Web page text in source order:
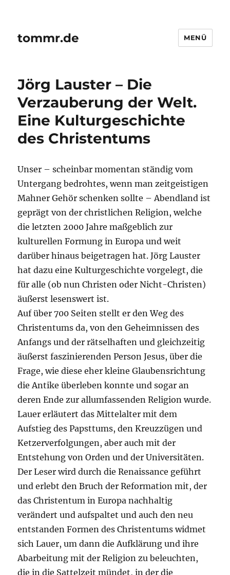
tommr.de MENÜ
Jörg Lauster – Die
Verzauberung der Welt.
Eine Kulturgeschichte
des Christentums
Unser – scheinbar momentan ständig vom
Untergang bedrohtes, wenn man zeitgeistigen
Mahner Gehör schenken sollte – Abendland ist
geprägt von der christlichen Religion, welche
die letzten 2000 Jahre maßgeblich zur
kulturellen Formung in Europa und weit
darüber hinaus beigetragen hat. Jörg Lauster
hat dazu eine Kulturgeschichte vorgelegt, die
für alle (ob nun Christen oder Nicht-Christen)
äußerst lesenswert ist.
Auf über 700 Seiten stellt er den Weg des
Christentums da, von den Geheimnissen des
Anfangs und der rätselhaften und gleichzeitig
äußerst faszinierenden Person Jesus, über die
Frage, wie diese eher kleine Glaubensrichtung
die Antike überleben konnte und sogar an
deren Ende zur allumfassenden Religion wurde.
Lauer erläutert das Mittelalter mit dem
Aufstieg des Papsttums, den Kreuzzügen und
Ketzerverfolgungen, aber auch mit der
Entstehung von Orden und der Universitäten.
Der Leser wird durch die Renaissance geführt
und erlebt den Bruch der Reformation mit, der
das Christentum in Europa nachhaltig
verändert und aufspaltet und auch den neu
entstanden Formen des Christentums widmet
sich Lauer, um dann die Aufklärung und ihre
Abarbeitung mit der Religion zu beleuchten,
die in die Sattelzeit mündet, in der die